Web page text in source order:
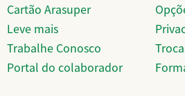
Cartão Arasuper
Leve mais
Trabalhe Conosco
Portal do colaborador